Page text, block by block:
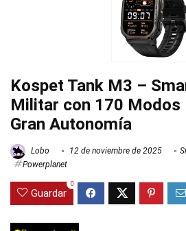
Kospet Tank M3 –
Militar con 170 Modos
Gran Autonomía
Lobo 12 de noviembre de 2025
Powerplanet
Guardar
0